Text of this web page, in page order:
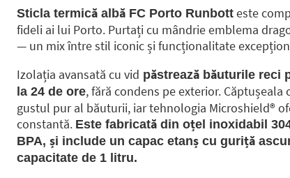
Sticla termică albă FC Porto Runbotteste
fideli ai lui Porto. Purtați cu mândrie emblema
— un mix între stil iconic și funcționalitate
Izolația avansată cu vid păstrează băuturile reci
la 24 de ore, fără condens pe exterior. Căptușeala
gustul pur al băuturii, iar tehnologia Microshield®️
constantă. Este fabricată din oțel inoxidabil
BPA, și include un capac etanș cu guriță
capacitate de 1 litru.